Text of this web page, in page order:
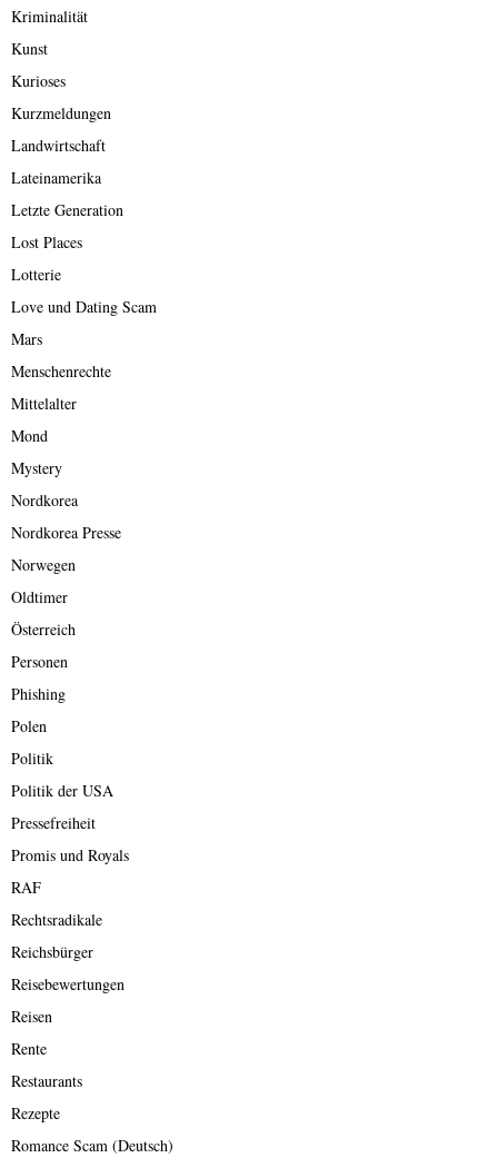
Kriminalität
Kunst
Kurioses
Kurzmeldungen
Landwirtschaft
Lateinamerika
Letzte Generation
Lost Places
Lotterie
Love und Dating Scam
Mars
Menschenrechte
Mittelalter
Mond
Mystery
Nordkorea
Nordkorea Presse
Norwegen
Oldtimer
Österreich
Personen
Phishing
Polen
Politik
Politik der USA
Pressefreiheit
Promis und Royals
RAF
Rechtsradikale
Reichsbürger
Reisebewertungen
Reisen
Rente
Restaurants
Rezepte
Romance Scam (Deutsch)